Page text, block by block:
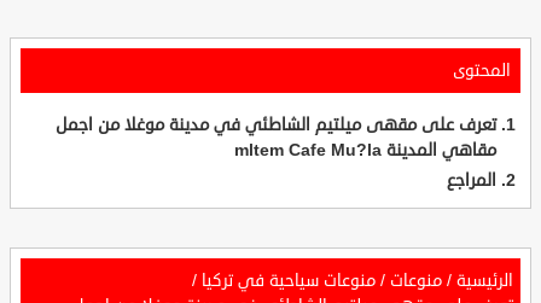
المحتوى
تعرف على مقهى ميلتيم الشاطئي في مدينة موغلا من اجمل
مقاهي المدينة mltem Cafe Mu?la
المراجع
الرئيسية / منوعات / منوعات سياحية في تركيا /